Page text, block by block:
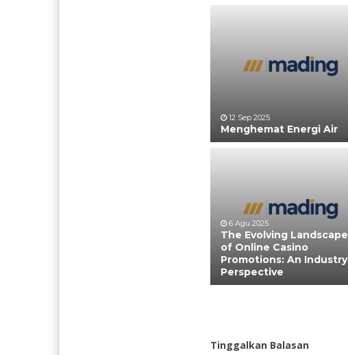
12 Sep 2025
Menghemat Energi Air
6 Agu 2025
The Evolving Landscape
of Online Casino
Promotions: An Industry
Perspective
Tinggalkan Balasan